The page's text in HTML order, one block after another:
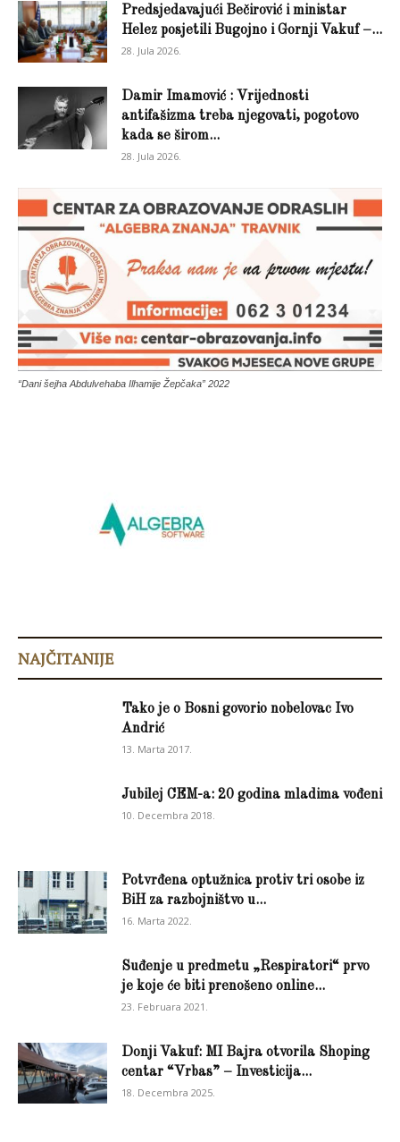
Predsjedavajući Bečirović i ministar
Helez posjetili Bugojno i Gornji Vakuf –...
28. Jula 2026.
Damir Imamović : Vrijednosti
antifašizma treba njegovati, pogotovo
kada se širom...
28. Jula 2026.
“Dani šejha Abdulvehaba Ilhamije Žepčaka” 2022
NAJČITANIJE
Tako je o Bosni govorio nobelovac Ivo
Andrić
13. Marta 2017.
Jubilej CEM-a: 20 godina mladima vođeni
10. Decembra 2018.
Potvrđena optužnica protiv tri osobe iz
BiH za razbojništvo u...
16. Marta 2022.
Suđenje u predmetu „Respiratori“ prvo
je koje će biti prenošeno online...
23. Februara 2021.
Donji Vakuf: MI Bajra otvorila Shoping
centar “Vrbas” – Investicija...
18. Decembra 2025.